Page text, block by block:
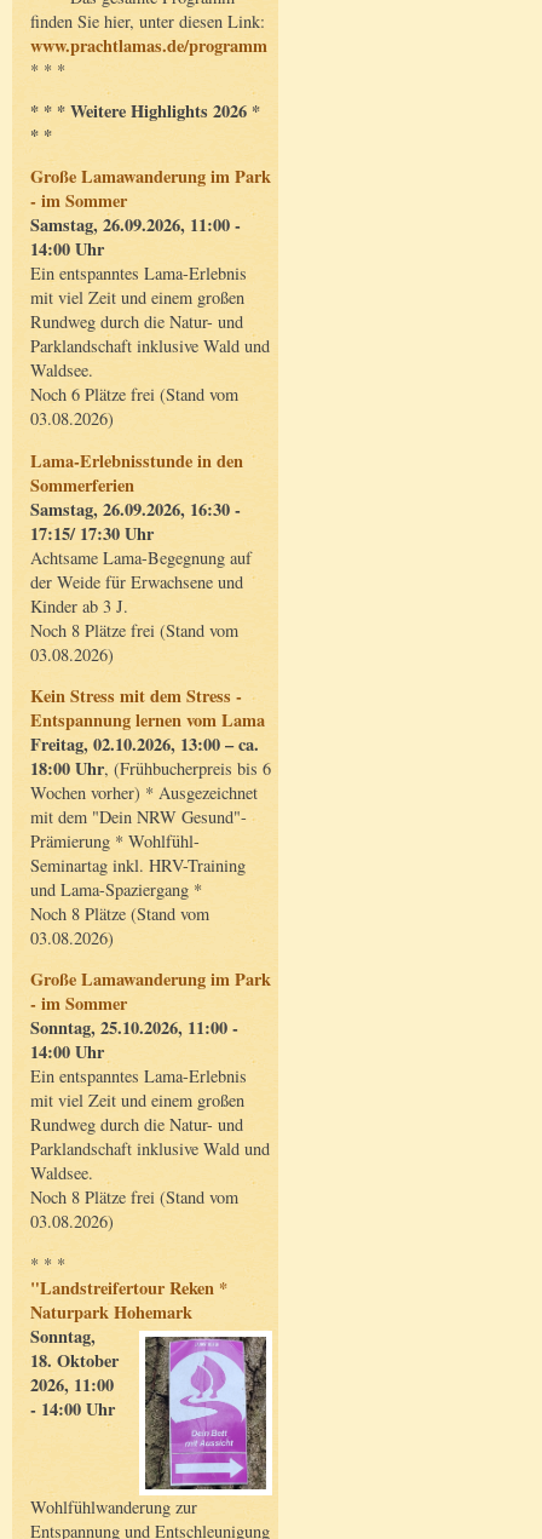
finden Sie hier, unter diesen Link:
www.prachtlamas.de/programm
* * *
* * * Weitere Highlights 2026 *
* *
Große Lamawanderung im Park
- im Sommer
Samstag, 26.09.2026, 11:00 -
14:00 Uhr
Ein entspanntes Lama-Erlebnis
mit viel Zeit und einem großen
Rundweg durch die Natur- und
Parklandschaft inklusive Wald und
Waldsee.
Noch 6 Plätze frei (Stand vom
03.08.2026)
Lama-Erlebnisstunde in den
Sommerferien
Samstag, 26.09.2026, 16:30 -
17:15/ 17:30 Uhr
Achtsame Lama-Begegnung auf
der Weide für Erwachsene und
Kinder ab 3 J.
Noch 8 Plätze frei (Stand vom
03.08.2026)
Kein Stress mit dem Stress -
Entspannung lernen vom Lama
Freitag, 02.10.2026, 13:00 – ca.
18:00 Uhr, (Frühbucherpreis bis 6
Wochen vorher) * Ausgezeichnet
mit dem "Dein NRW Gesund"-
Prämierung * Wohlfühl-
Seminartag inkl. HRV-Training
und Lama-Spaziergang *
Noch 8 Plätze (Stand vom
03.08.2026)
Große Lamawanderung im Park
- im Sommer
Sonntag, 25.10.2026, 11:00 -
14:00 Uhr
Ein entspanntes Lama-Erlebnis
mit viel Zeit und einem großen
Rundweg durch die Natur- und
Parklandschaft inklusive Wald und
Waldsee.
Noch 8 Plätze frei (Stand vom
03.08.2026)
* * *
"Landstreifertour Reken *
Naturpark Hohemark
Sonntag,
18. Oktober
2026, 11:00
- 14:00 Uhr
Wohlfühlwanderung zur
Entspannung und Entschleunigung